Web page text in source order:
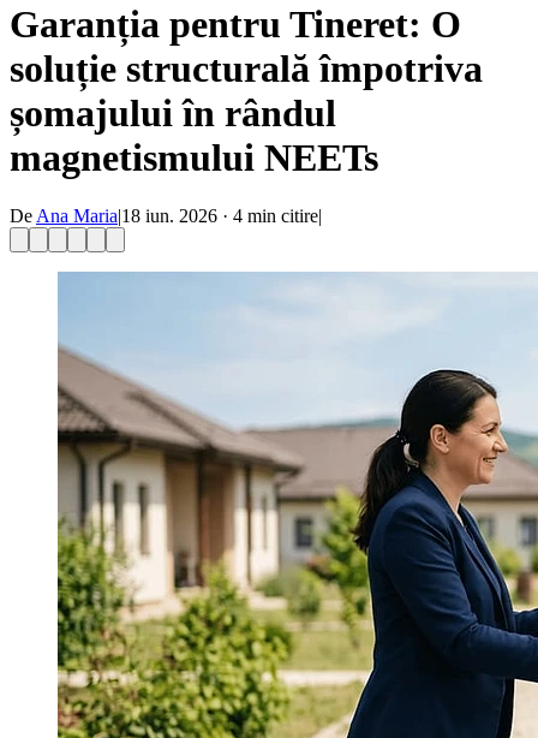
Garanția pentru Tineret: O
soluție structurală împotriva
șomajului în rândul
magnetismului NEETs
De Ana Maria|18 iun. 2026 · 4 min citire|